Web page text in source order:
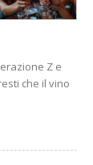
Z e
che il vino